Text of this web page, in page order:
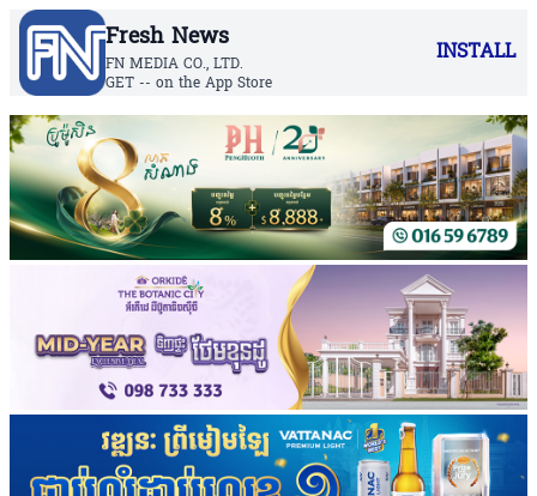
Fresh News
FN MEDIA CO., LTD.
GET -- on the App Store
INSTALL